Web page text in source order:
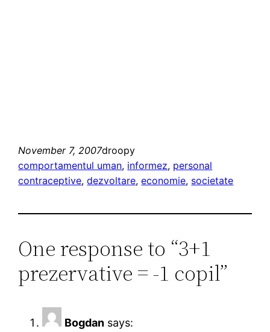
November 7, 2007droopy
comportamentul uman, informez, personal
contraceptive, dezvoltare, economie, societate
One response to “3+1
prezervative = -1 copil”
Bogdan says: